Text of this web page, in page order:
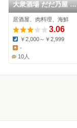
大衆酒場 だだ乃屋 福
岡親不孝通り店
居酒屋、肉料理、海鮮
3.06
Dinner:
￥2,000～￥2,999
Lunch:
-
10人